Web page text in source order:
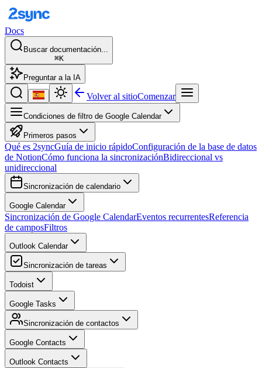
Docs
Buscar documentación...
⌘K
Preguntar a la IA
Volver al sitioComenzar
Condiciones de filtro de Google Calendar
Primeros pasos
Qué es 2syncGuía de inicio rápidoConfiguración de la base de datos
de NotionCómo funciona la sincronizaciónBidireccional vs
unidireccional
Sincronización de calendario
Google Calendar
Sincronización de Google CalendarEventos recurrentesReferencia
de camposFiltros
Outlook Calendar
Sincronización de tareas
Todoist
Google Tasks
Sincronización de contactos
Google Contacts
Outlook Contacts